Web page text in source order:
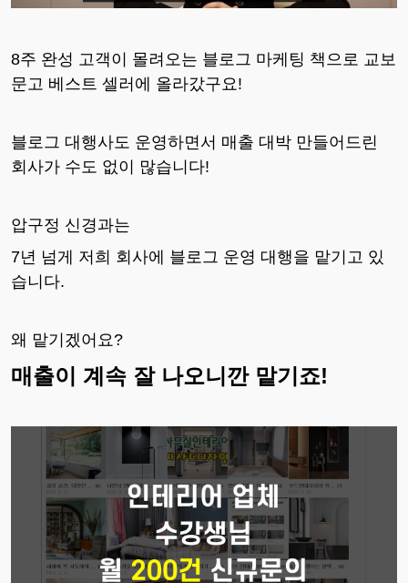
8주 완성 고객이 몰려오는 블로그 마케팅 책으로 교보
문고 베스트 셀러에 올라갔구요!
블로그 대행사도 운영하면서 매출 대박 만들어드린
회사가 수도 없이 많습니다!
압구정 신경과는
7년 넘게 저희 회사에 블로그 운영 대행을 맡기고 있
습니다.
왜 맡기겠어요?
매출이 계속 잘 나오니깐 맡기죠!